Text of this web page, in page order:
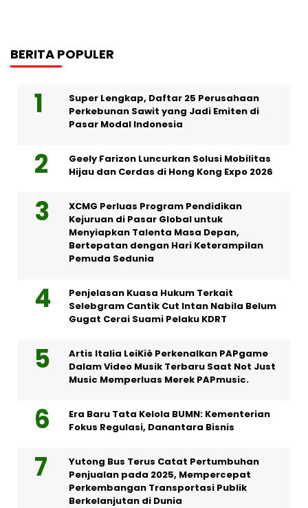
BERITA POPULER
Super Lengkap, Daftar 25 Perusahaan
Perkebunan Sawit yang Jadi Emiten di
Pasar Modal Indonesia
Geely Farizon Luncurkan Solusi Mobilitas
Hijau dan Cerdas di Hong Kong Expo 2026
XCMG Perluas Program Pendidikan
Kejuruan di Pasar Global untuk
Menyiapkan Talenta Masa Depan,
Bertepatan dengan Hari Keterampilan
Pemuda Sedunia
Penjelasan Kuasa Hukum Terkait
Selebgram Cantik Cut Intan Nabila Belum
Gugat Cerai Suami Pelaku KDRT
Artis Italia LeiKiè Perkenalkan PAPgame
Dalam Video Musik Terbaru Saat Not Just
Music Memperluas Merek PAPmusic.
Era Baru Tata Kelola BUMN: Kementerian
Fokus Regulasi, Danantara Bisnis
Yutong Bus Terus Catat Pertumbuhan
Penjualan pada 2025, Mempercepat
Perkembangan Transportasi Publik
Berkelanjutan di Dunia